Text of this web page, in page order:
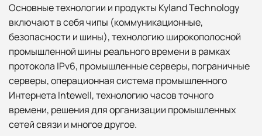
Основные технологии и продукты Kyland Technology
включают в себя чипы (коммуникационные,
безопасности и шины), технологию широкополосной
промышленной шины реального времени в рамках
протокола IPv6, промышленные серверы, пограничные
серверы, операционная система промышленного
Интернета Intewell, технологию часов точного
времени, решения для организации промышленных
сетей связи и многое другое.